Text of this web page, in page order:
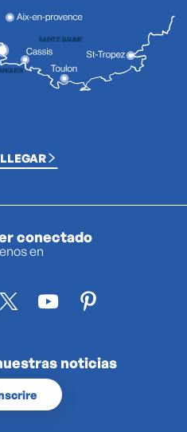
conectado
en
noticias